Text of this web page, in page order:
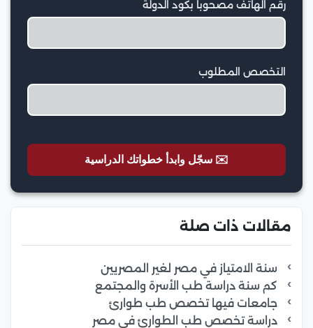
رقم الهاتف مصحوبا بكود الدولة
التخصص المطلوب
✉️ سجّل وابدأ خطواتك الدراسية
مقالات ذات صلة
سنة الامتياز في مصر لغير المصريين
كم سنة دراسة طب الأسرة والمجتمع
جامعات فيها تخصص طب طوارئ
دراسة تخصص طب الطوارئ في مصر